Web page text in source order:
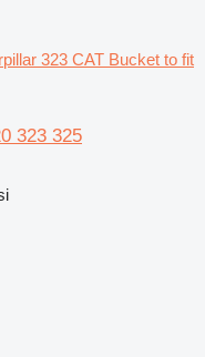
323 CAT Bucket to fit
323 325